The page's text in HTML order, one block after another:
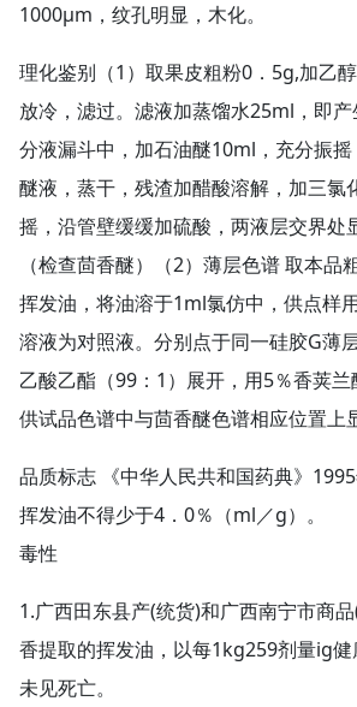
1000μm，纹孔明显，木化。
理化鉴别（1）取果皮粗粉0．5g,加乙
放冷，滤过。滤液加蒸馏水25ml，即
分液漏斗中，加石油醚10ml，充分振
醚液，蒸干，残渣加醋酸溶解，加三氯
摇，沿管壁缓缓加硫酸，两液层交界处
（检查茴香醚）（2）薄层色谱 取本品
挥发油，将油溶于1ml氯仿中，供点样
溶液为对照液。分别点于同一硅胶G薄
乙酸乙酯（99：1）展开，用5％香荚兰
供试品色谱中与茴香醚色谱相应位置上
品质标志 《中华人民共和国药典》
挥发油不得少于4．0％（ml／g）。
毒性
1.广西田东县产(统货)和广西南宁市商
香提取的挥发油，以每1kg259剂量ig健
未见死亡。